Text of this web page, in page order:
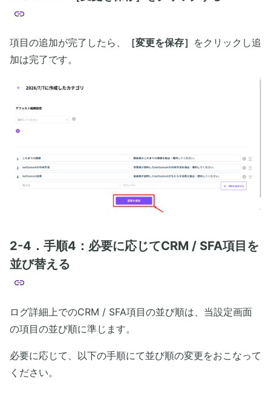
項目の追加が完了したら、 ［変更を保存］ をクリックし追
加は完了です。
2-4．手順4：必要に応じてCRM / SFA項目を
並び替える
ログ詳細上でのCRM / SFA項目の並び順は、当設定画面
の項目の並び順に準じます。
必要に応じて、以下の手順にて並び順の変更をおこなって
ください。